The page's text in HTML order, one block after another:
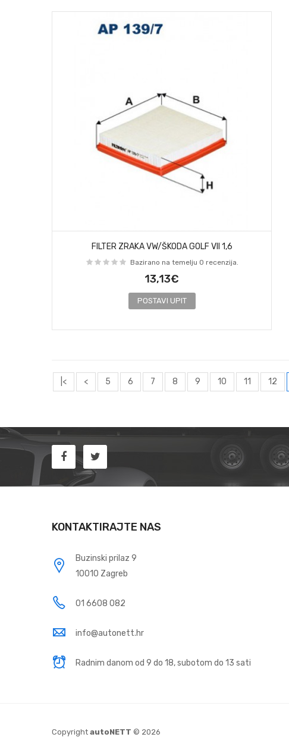
FILTER ZRAKA VW/ŠKODA GOLF VII 1,6
Bazirano na temelju 0 recenzija.
13,13€
POSTAVI UPIT
|< < 5 6 7 8 9 10 11 12
KONTAKTIRAJTE NAS
Buzinski prilaz 9
10010 Zagreb
01 6608 082
info@autonett.hr
Radnim danom od 9 do 18, subotom do 13 sati
Copyright autoNETT © 2026